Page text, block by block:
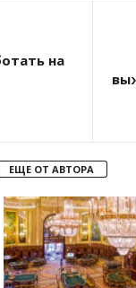
на
ЕЩЕ ОТ АВТОРА